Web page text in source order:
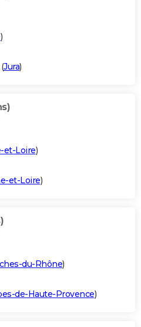
)
(Jura)
et-Loire)
et-Loire)
du-Rhône)
de-Haute-Provence)